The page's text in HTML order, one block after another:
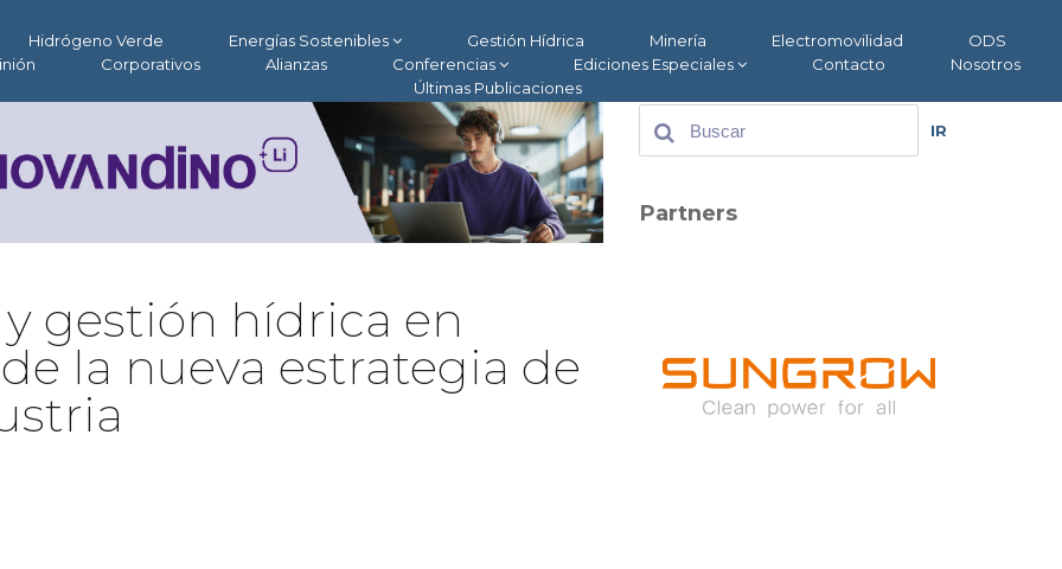
Hidrógeno Verde Energías Sostenibles Gestión Hídrica Minería Electromovilidad
ODS
Corporativos Alianzas Conferencias Ediciones Especiales Contacto
Nosotros
Últimas Publicaciones
gestión hídrica en
la nueva estrategia de
IR
Partners